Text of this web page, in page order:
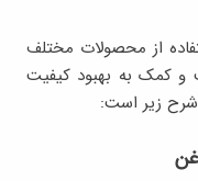
۱۰ مرحله و استفاده از محصولات مختلف
کمک به بهبود کیفیت
زیر است: